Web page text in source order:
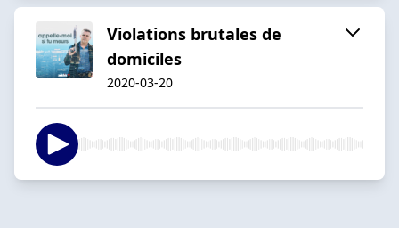
Violations brutales de
domiciles
2020-03-20